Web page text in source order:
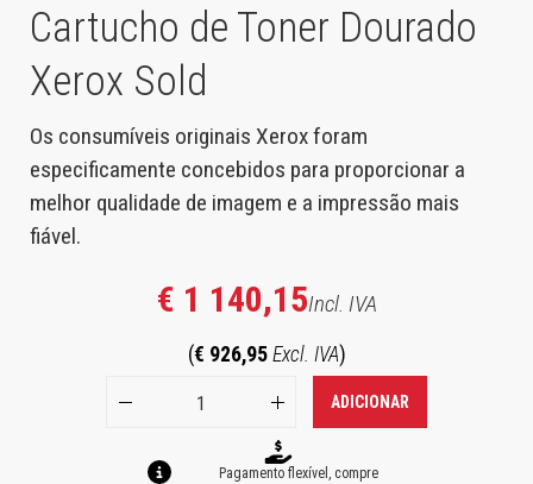
Cartucho de Toner Dourado
Xerox Sold
Os consumíveis originais Xerox foram
especificamente concebidos para proporcionar a
melhor qualidade de imagem e a impressão mais
fiável.
€ 1 140,15Incl. IVA
(€ 926,95 Excl. IVA)
ADICIONAR
Pagamento flexível, compre